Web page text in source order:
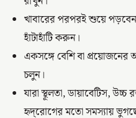
খাবারের পরপরই শুয়ে
হাঁটাহাঁটি করুন।
একসঙ্গে বেশি বা প্রয়োজনের
চলুন।
যারা স্থূলতা, ডায়াবেটিস, উচ্চ
হৃদ্‌রোগের মতো সমস্যায়